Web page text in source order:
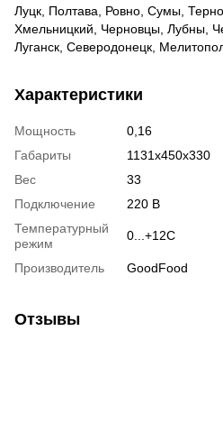
Луцк, Полтава, Ровно, Сумы,
Хмельницкий, Черновцы, Лубны,
Луганск, Северодонецк,
Характеристики
Мощность
0,16
Габариты
1131x450x330
Вес
33
Подключение
220 В
Температурный
режим
0...+12С
Производитель GoodFood
Отзывы